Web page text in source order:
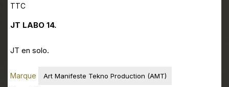
TTC
JT LABO 14.
JT en solo.
Marque Art Manifeste Tekno Production (AMT)